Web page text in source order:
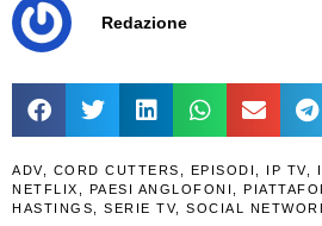
Redazione
ADV, CORD CUTTERS EPISODI IP TV,
NETFLIX
PAESI ANGLOFONI
HASTINGS
SERIE TV, SOCIAL